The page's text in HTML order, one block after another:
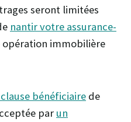
seront limitées
nantir votre assurance-
opération immobilière
bénéficiaire de
par un